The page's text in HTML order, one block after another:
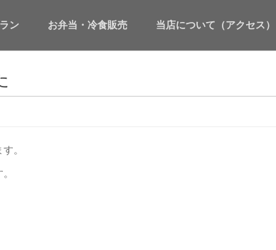
ン お弁当・冷食販売 当店について（アクセス）
。